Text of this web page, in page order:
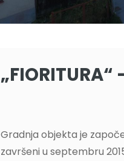
„FIORITURA“
Gradnja objekta je
završeni u septembru